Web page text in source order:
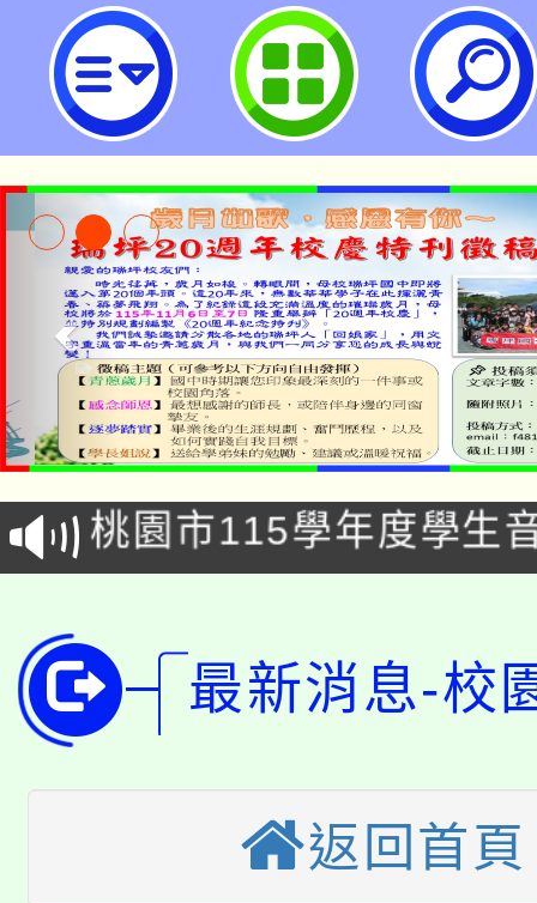
七年級學力檢測線上問卷填答系統
民中學
公告本校115學年度第
代理(課)教師甄選結果(
「2026金融保險知識
車」活動
桃園市115學年度學生
生本土語及新住民語歌
公告本校115學年度第
代理(課)教師甄選結果(
公告本校115學年度第
代理(課)教師甄選結果(
轉知中國文化大學推廣
程，歡迎學生輔導中心
縣市「校園短影音徵
桃園市115學年度學生
「桃園市補助參觀特色
最新消息-校
返回首頁